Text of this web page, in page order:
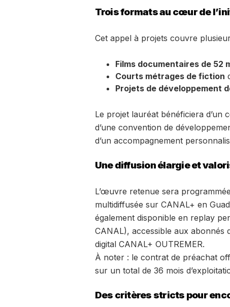
Trois formats au cœur de
Cet appel à projets couvre
Films documentaires de 52
Courts métrages de fiction
Projets de développement
Le projet lauréat bénéficiera d’un
d’une convention de
d’un accompagnement
Une diffusion élargie et
L’œuvre retenue sera
multidiffusée sur CANAL+ en
également disponible en replay
CANAL), accessible aux abonnés
digital CANAL+ OUTREMER.
À noter : le contrat de préachat
sur un total de 36 mois
Des critères stricts pour